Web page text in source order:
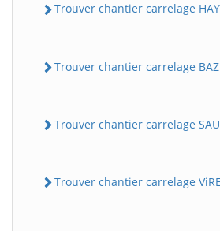
Trouver chantier carrelage
Trouver chantier carrelage
Trouver chantier carrelage
Trouver chantier carrelage